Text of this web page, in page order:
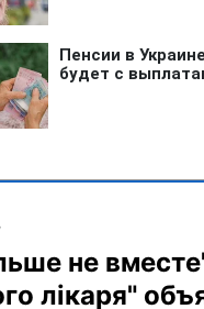
не
лікаря"